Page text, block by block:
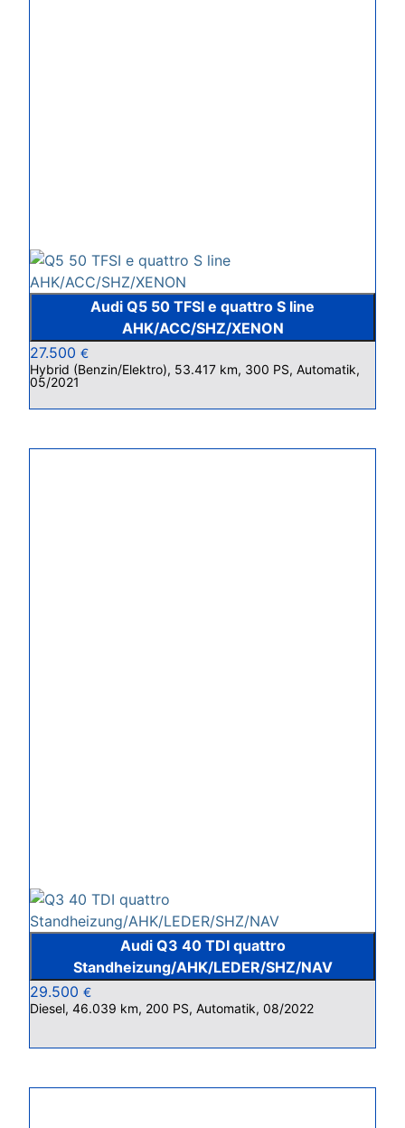
Audi Q5 50 TFSI e quattro S line
AHK/ACC/SHZ/XENON
27.500 €
Hybrid (Benzin/Elektro), 53.417 km, 300 PS, Automatik,
05/2021
Audi Q3 40 TDI quattro
Standheizung/AHK/LEDER/SHZ/NAV
29.500 €
Diesel, 46.039 km, 200 PS, Automatik, 08/2022